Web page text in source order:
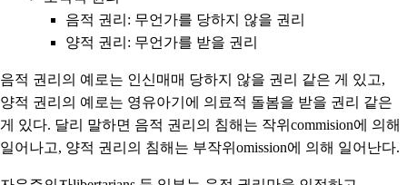
음적 권리: 무언가를 당하지 않을 권리
양적 권리: 무언가를 받을 권리
음적 권리의 예로는 인신매매 당하지 않을 권리 같은 게 있고,
양적 권리의 예로는 영유아기에 의료적 돌봄을 받을 권리 같은
게 있다. 달리 말하면 음적 권리의 침해는 작위commision에 의해
일어나고, 양적 권리의 침해는 부작위omission에 의해 일어난다.